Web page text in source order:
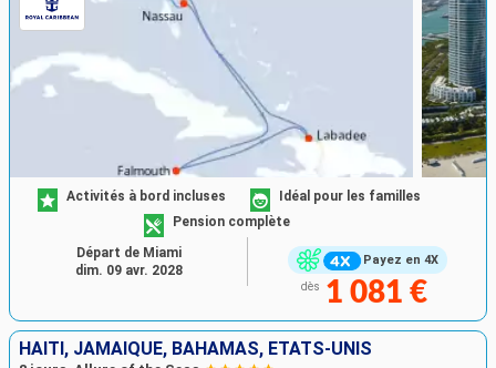
Payez en 4X
Activités à bord incluses
Idéal pour les familles
Pension complète
dès 1 081 €
Départ de Miami
dim. 09 avr. 2028
HAÏTI, JAMAÏQUE, BAHAMAS, ÉTATS-UNIS